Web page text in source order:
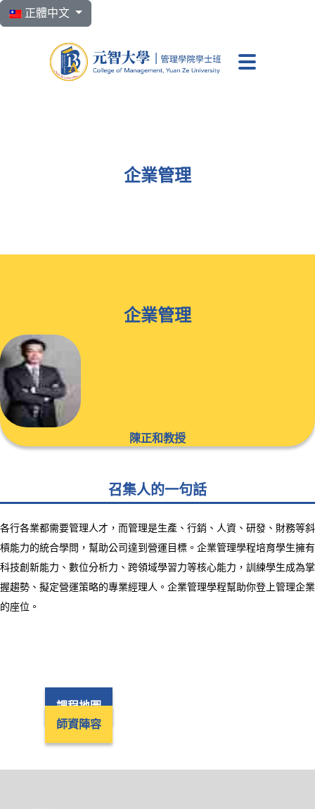
選擇你的語言
正體中文
企業管理
企業管理
陳正和教授
召集人的一句話
各行各業都需要管理人才，而管理是生產、行銷、人資、研發、財務等斜
槓能力的統合學問，幫助公司達到營運目標。企業管理學程培育學生擁有
科技創新能力、數位分析力、跨領域學習力等核心能力，訓練學生成為掌
握趨勢、擬定營運策略的專業經理人。企業管理學程幫助你登上管理企業
的座位。
課程地圖
師資陣容